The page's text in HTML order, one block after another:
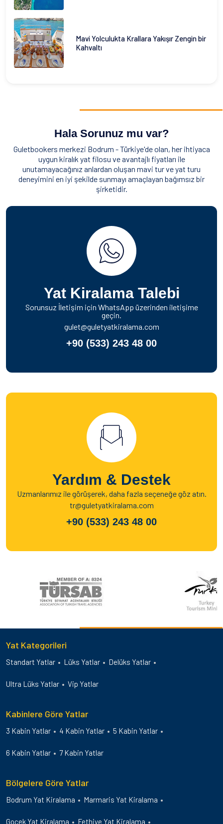
Mavi Yolculukta Krallara Yakışır Zengin bir
Kahvaltı
Hala Sorunuz mu var?
Guletbookers merkezi Bodrum - Türkiye'de olan, her ihtiyaca
uygun kiralık yat filosu ve avantajlı fiyatları ile
unutamayacağınız anlardan oluşan mavi tur ve yat turu
deneyimini en iyi şekilde sunmayı amaçlayan bağımsız bir
şirketidir.
Yat Kiralama Talebi
Sorunsuz İletişim için WhatsApp üzerinden iletişime
geçin.
gulet@guletyatkiralama.com
+90 (533) 243 48 00
Yardım & Destek
Uzmanlarımız ile görüşerek, daha fazla seçeneğe göz atın.
tr@guletyatkiralama.com
+90 (533) 243 48 00
Yat Kategorileri
Standart Yatlar Lüks Yatlar Delüks Yatlar
Ultra Lüks Yatlar Vip Yatlar
Kabinlere Göre Yatlar
3 Kabin Yatlar 4 Kabin Yatlar 5 Kabin Yatlar
6 Kabin Yatlar 7 Kabin Yatlar
Bölgelere Göre Yatlar
Bodrum Yat Kiralama Marmaris Yat Kiralama
Gocek Yat Kiralama Fethiye Yat Kiralama